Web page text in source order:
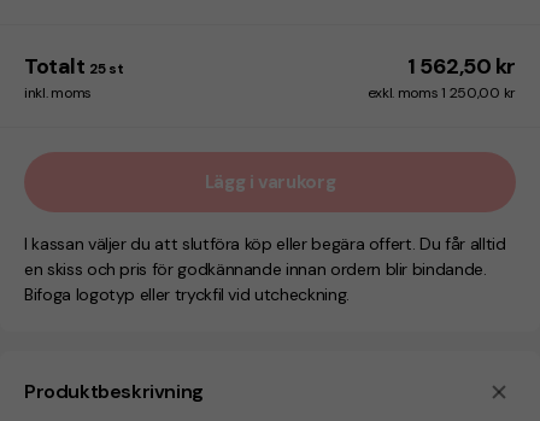
Produktbeskrivning
Totalt 25 st 1 562,50 kr
inkl. moms exkl. moms 1 250,00 kr
Lägg i varukorg
I kassan väljer du att slutföra köp eller begära offert. Du får alltid
en skiss och pris för godkännande innan ordern blir bindande.
Bifoga logotyp eller tryckfil vid utcheckning.